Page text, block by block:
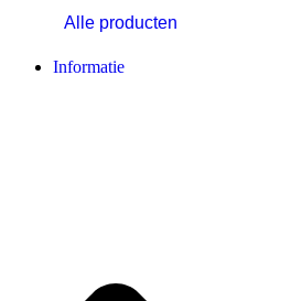
Alle producten
Informatie